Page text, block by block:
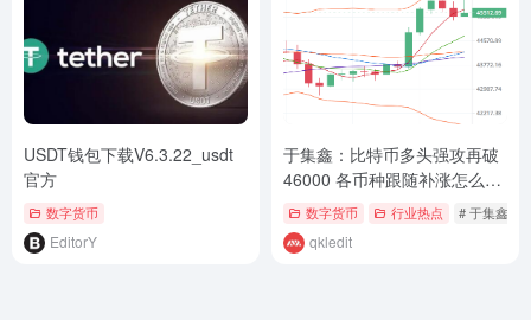
USDT钱包下载V6.3.22_usdt
官方
数字货币
EditorY
于集鑫：比特币多头强攻再破
46000 各币种跟随补涨怎么入
场？数字货币 行业热点 # 于集鑫
qkledit